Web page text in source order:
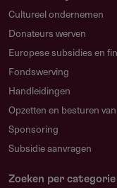
complete
Wat moet ik
Een begroting en
een artistiek cv en
bankrekening of
voor het volledige
Hoe lang duurt
van een complete
Cultureel ondernemen
Donateurs werven
Europese subsidies en
Fondswerving
Handleidingen
Opzetten en besturen
Sponsoring
Subsidie aanvragen
Zoeken per categorie